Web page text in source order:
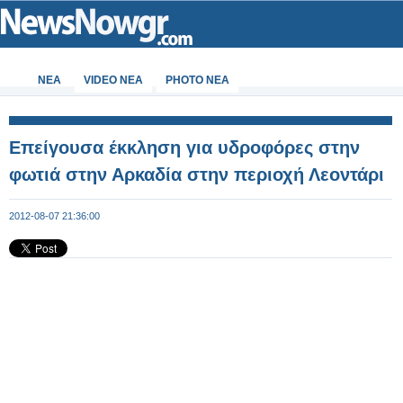
ΝΕΑ VIDEO NEA PHOTO NEA
Επείγουσα έκκληση για υδροφόρες στην
φωτιά στην Αρκαδία στην περιοχή Λεοντάρι
2012-08-07 21:36:00